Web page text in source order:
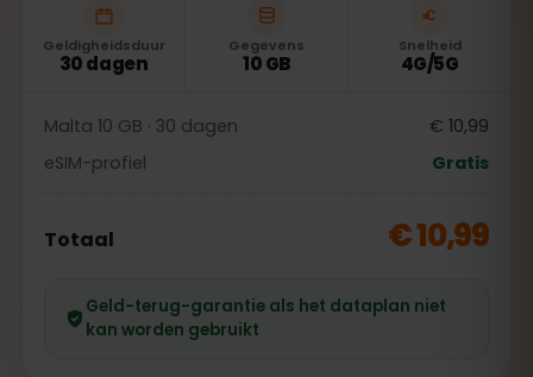
Geldigheidsduur
30 dagen
Gegevens
10 GB
Snelheid
4G/5G
Malta 10 GB · 30 dagen
€ 10,99
eSIM-profiel
Gratis
Totaal € 10,99
Geld-terug-garantie als het dataplan niet
kan worden gebruikt